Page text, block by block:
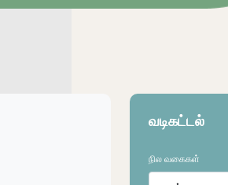
வடிகட்டல்
நில வகைகள்